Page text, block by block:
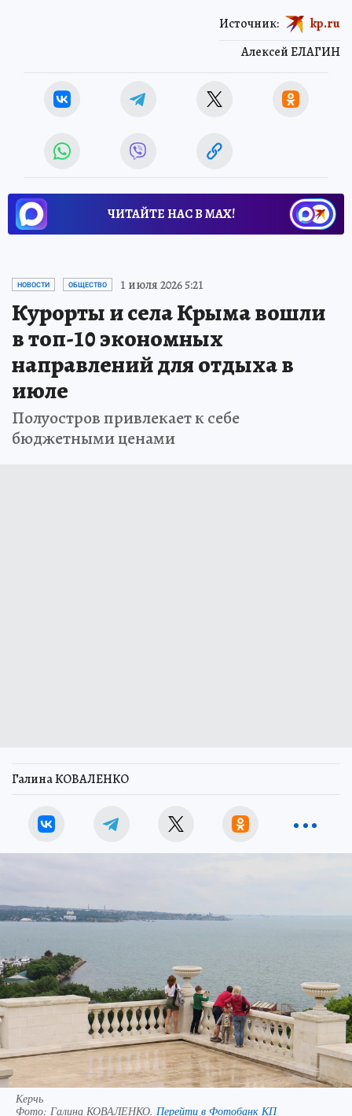
Алексей ЕЛАГИН
Источник: kp.ru
ЧИТАЙТЕ НАС В МАХ!
НОВОСТИ ОБЩЕСТВО 1 июля 2026 5:21
Курорты и села Крыма вошли
в топ-10 экономных
направлений для отдыха в
июле
Полуостров привлекает к себе
бюджетными ценами
Галина КОВАЛЕНКО
Керчь
Фото: Галина КОВАЛЕНКО. Перейти в Фотобанк КП